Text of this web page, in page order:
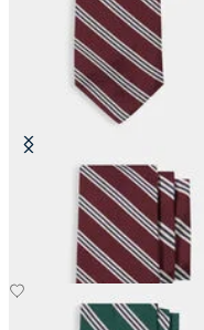
Regimentalkrawatte aus Seide